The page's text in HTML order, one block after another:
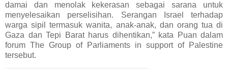
damai dan menolak kekerasan sebagai sarana untuk
menyelesaikan perselisihan. Serangan Israel terhadap
warga sipil termasuk wanita, anak-anak, dan orang tua di
Gaza dan Tepi Barat harus dihentikan,” kata Puan dalam
forum The Group of Parliaments in support of Palestine
tersebut.